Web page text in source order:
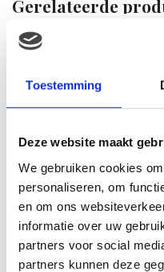
Toestemming
Deze website maakt
We gebruiken cookies
personaliseren, om
en om ons
informatie over uw
partners voor social
partners kunnen deze
Gerelateerde
Vdm Paard in handtasje
15cm wit
20.75